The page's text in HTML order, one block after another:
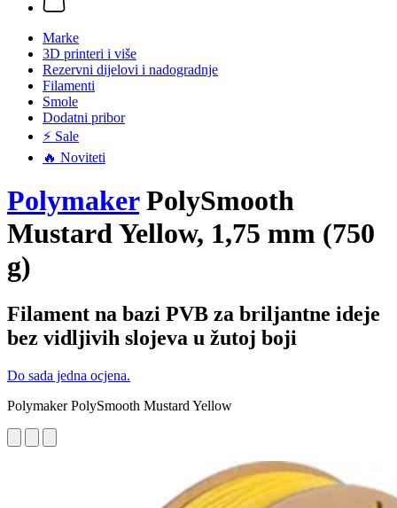
Marke
3D printeri i više
Rezervni dijelovi i nadogradnje
Filamenti
Smole
Dodatni pribor
⚡ Sale
🔥 Noviteti
PolymakerPolySmooth
Mustard Yellow, 1,75 mm (750
g)
Filament na bazi PVB za briljantne ideje
bez vidljivih slojeva u žutoj boji
Do sada jedna ocjena.
Polymaker PolySmooth Mustard Yellow